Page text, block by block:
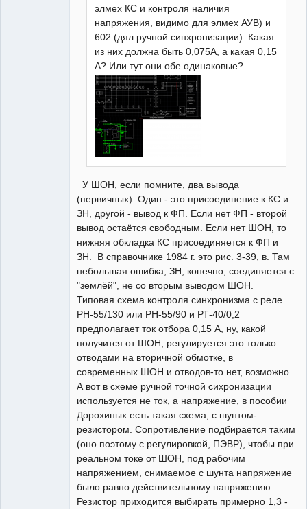
элмех КС и контроля наличия
напряжения, видимо для элмех АУВ) и
602 (дял ручной синхронизации). Какая
из них должна быть 0,075А, а какая 0,15
А? Или тут они обе одинаковые?
У ШОН, если помните, два вывода
(первичных). Один - это присоединение к КС и
ЗН, другой - вывод к ФП. Если нет ФП - второй
вывод остаётся свободным. Если нет ШОН, то
нижняя обкладка КС присоединяется к ФП и
ЗН. В справочнике 1984 г. это рис. 3-39, в. Там
небольшая ошибка, ЗН, конечно, соединяется с
"землёй", не со вторым выводом ШОН.
Типовая схема контроля синхронизма с реле
РН-55/130 или РН-55/90 и РТ-40/0,2
предполагает ток отбора 0,15 А, ну, какой
получится от ШОН, регулируется это только
отводами на вторичной обмотке, в
современных ШОН и отводов-то нет, возможно.
А вот в схеме ручной точной сихронизации
используется не ток, а напряжение, в пособии
Дорохиных есть такая схема, с шунтом-
резистором. Сопротивление подбирается таким
(оно поэтому с регулировкой, ПЭВР), чтобы при
реальном токе от ШОН, под рабочим
напряжением, снимаемое с шунта напряжение
было равно действительному напряжению.
Резистор приходится выбирать примерно 1,3 -